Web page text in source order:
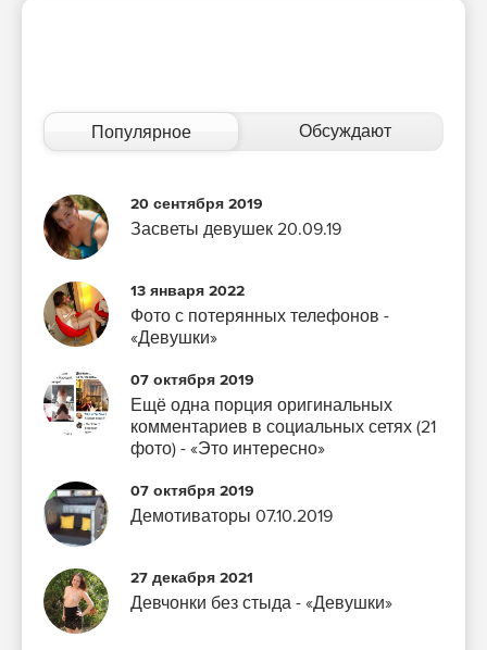
Популярное Обсуждают
20 сентября 2019
Засветы девушек 20.09.19
13 января 2022
Фото с потерянных телефонов -
«Девушки»
07 октября 2019
Ещё одна порция оригинальных
комментариев в социальных сетях (21
фото) - «Это интересно»
07 октября 2019
Демотиваторы 07.10.2019
27 декабря 2021
Девчонки без стыда - «Девушки»